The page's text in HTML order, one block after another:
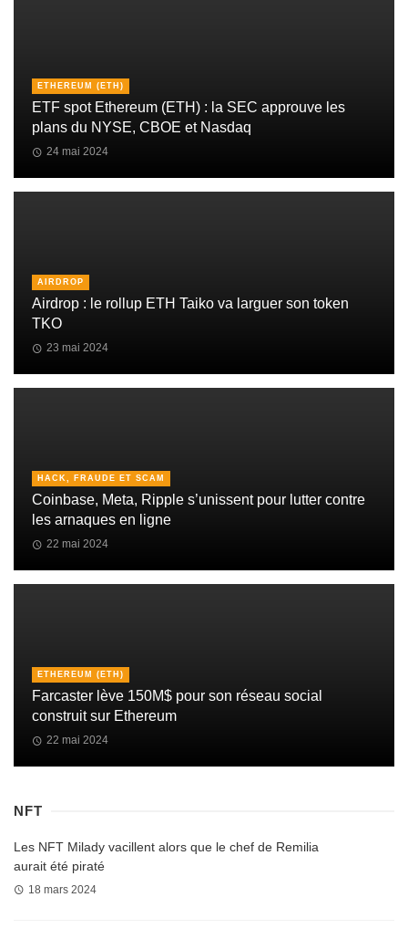
ETHEREUM (ETH)
ETF spot Ethereum (ETH) : la SEC approuve les
plans du NYSE, CBOE et Nasdaq
24 mai 2024
AIRDROP
Airdrop : le rollup ETH Taiko va larguer son token
TKO
23 mai 2024
HACK, FRAUDE ET SCAM
Coinbase, Meta, Ripple s’unissent pour lutter contre
les arnaques en ligne
22 mai 2024
ETHEREUM (ETH)
Farcaster lève 150M$ pour son réseau social
construit sur Ethereum
22 mai 2024
NFT
Les NFT Milady vacillent alors que le chef de Remilia
aurait été piraté
18 mars 2024